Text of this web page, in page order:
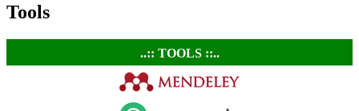
Tools
..:: TOOLS ::..